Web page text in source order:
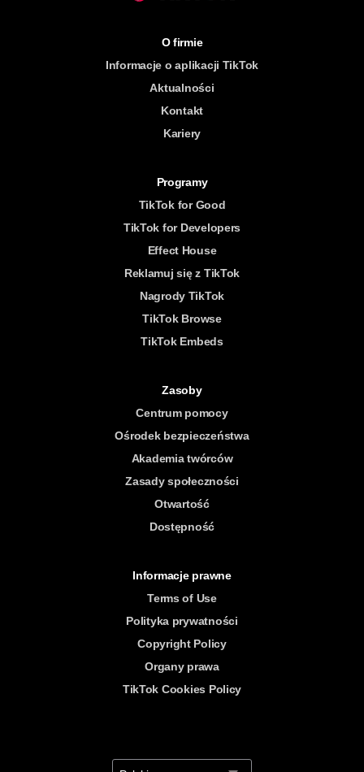
O firmie
Informacje o aplikacji TikTok
Aktualności
Kontakt
Kariery
Programy
TikTok for Good
TikTok for Developers
Effect House
Reklamuj się z TikTok
Nagrody TikTok
TikTok Browse
TikTok Embeds
Zasoby
Centrum pomocy
Ośrodek bezpieczeństwa
Akademia twórców
Zasady społeczności
Otwartość
Dostępność
Informacje prawne
Terms of Use
Polityka prywatności
Copyright Policy
Organy prawa
TikTok Cookies Policy